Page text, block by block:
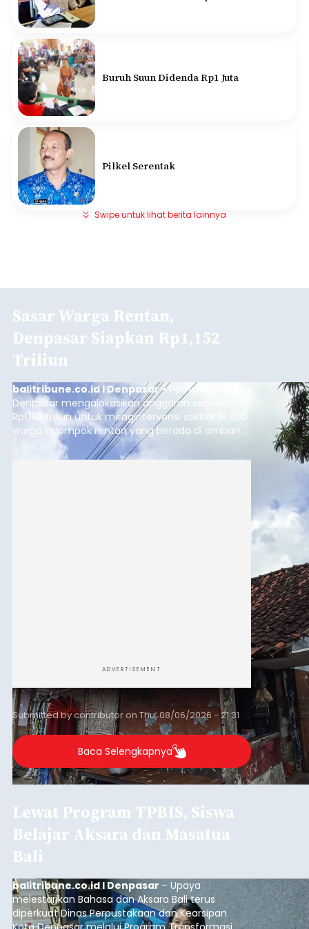
Buruh Suun Didenda Rp1 Juta
Pilkel Serentak
Swipe untuk lihat berita lainnya
Sasar Warga Rentan,
Denpasar Siapkan Rp1,152
Triliun
balitribune.co.id I Denpasar -Pemerintah Kota
Denpasar mengalokasikan anggaran sebesar
Rp1,152 triliun untuk mengintervensi sekitar 18.000
warga kelompok rentan yang berada di ambang
garis kemiskinan. Langkah strategis ini diambil
guna menjaga masyarakat yang berada pada
ADVERTISEMENT
Submitted bycontributoron Thu, 08/06/2026 - 21:31
Baca Selengkapnya
Lewat Program TPBIS, Siswa
Belajar Aksara dan Masatua
Bali
balitribune.co.id I Denpasar – Upaya
melestarikan Bahasa dan Aksara Bali terus
diperkuat Dinas Perpustakaan dan Kearsipan